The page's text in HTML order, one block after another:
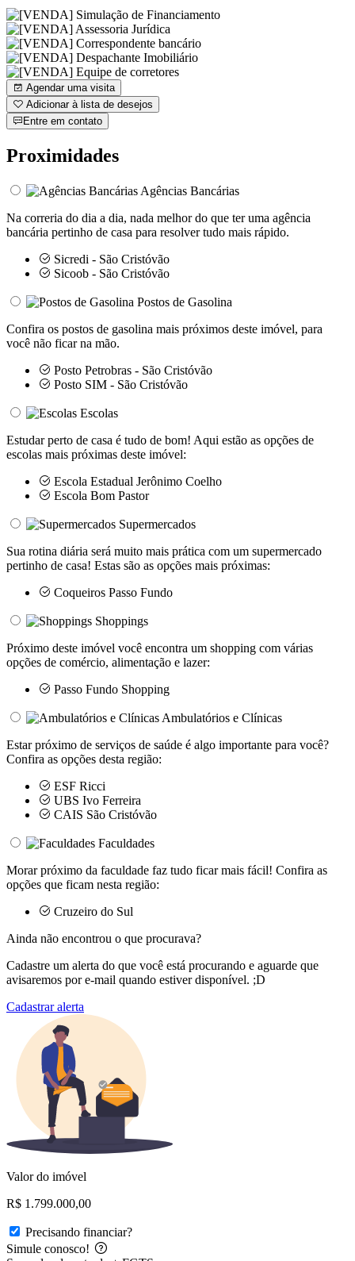
Agendar uma visita
Adicionar à lista de desejos
Entre em contato
Proximidades
Agências Bancárias
Na correria do dia a dia, nada melhor do que ter uma agência
bancária pertinho de casa para resolver tudo mais rápido.
Sicredi - São Cristóvão
Sicoob - São Cristóvão
Postos de Gasolina
Confira os postos de gasolina mais próximos deste imóvel, para
você não ficar na mão.
Posto Petrobras - São Cristóvão
Posto SIM - São Cristóvão
Escolas
Estudar perto de casa é tudo de bom! Aqui estão as opções de
escolas mais próximas deste imóvel:
Escola Estadual Jerônimo Coelho
Escola Bom Pastor
Supermercados
Sua rotina diária será muito mais prática com um supermercado
pertinho de casa! Estas são as opções mais próximas:
Coqueiros Passo Fundo
Shoppings
Próximo deste imóvel você encontra um shopping com várias
opções de comércio, alimentação e lazer:
Passo Fundo Shopping
Ambulatórios e Clínicas
Estar próximo de serviços de saúde é algo importante para você?
Confira as opções desta região:
ESF Ricci
UBS Ivo Ferreira
CAIS São Cristóvão
Faculdades
Morar próximo da faculdade faz tudo ficar mais fácil! Confira as
opções que ficam nesta região:
Cruzeiro do Sul
Ainda não encontrou o que procurava?
Cadastre um alerta do que você está procurando e aguarde que
avisaremos por e-mail quando estiver disponível. ;D
Cadastrar alerta
Valor do imóvel
R$ 1.799.000,00
Precisando financiar?
Simule conosco!